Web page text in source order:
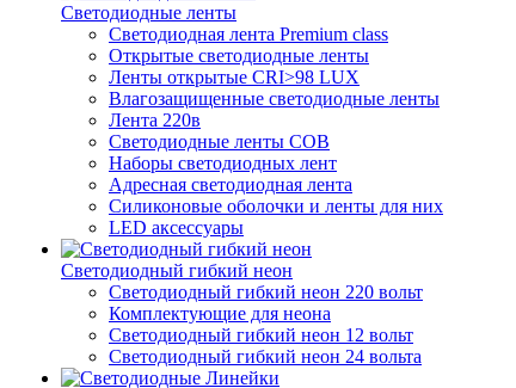
Светодиодные ленты
Светодиодная лента Premium class
Открытые светодиодные ленты
Ленты открытые CRI>98 LUX
Влагозащищенные светодиодные ленты
Лента 220в
Светодиодные ленты COB
Наборы светодиодных лент
Адресная светодиодная лента
Силиконовые оболочки и ленты для них
LED аксессуары
Светодиодный гибкий неон
Светодиодный гибкий неон 220 вольт
Комплектующие для неона
Светодиодный гибкий неон 12 вольт
Светодиодный гибкий неон 24 вольта